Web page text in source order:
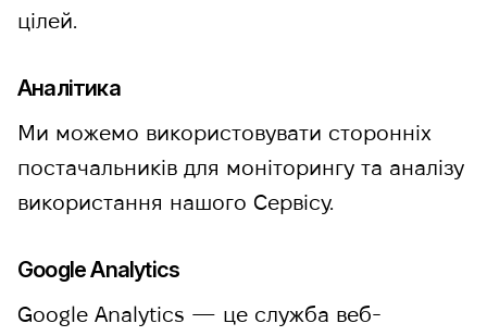
цілей.
Аналітика
Ми можемо використовувати сторонніх
постачальників для моніторингу та аналізу
використання нашого Сервісу.
Google Analytics
Google Analytics — це служба веб-